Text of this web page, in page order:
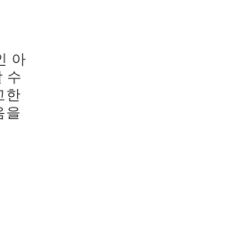
아
수
한
을